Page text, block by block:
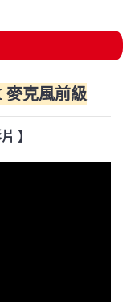
克風前級
】